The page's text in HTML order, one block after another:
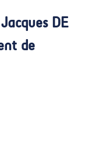
DE
de